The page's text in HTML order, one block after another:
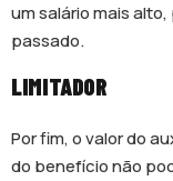
um salário mais
passado.
LIMITADOR
Por fim, o valor do
do benefício não